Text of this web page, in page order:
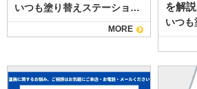
いつも塗り替えステーションのブログをご覧いただきありがとうございます。 塗り替えステーションは北九州市小倉南区・小倉北区・行橋市・苅田町を中心に高品質＆低価格な外壁塗装・屋根工事・雨漏り修理をご提供する専門店です。 屋根の塗装は、家の外観を美しく保つだけでなく、耐久性を向上させ、長寿命を期待できる重要なメンテナンス作業です。しかし、すべての屋根が塗装できるわけではありません。このブログでは、塗装できる屋根とできない屋根の違いについて詳しく解説し、塗装のメリットや注意点についても触れていきます。 1. 塗装できる屋根の種類 塗装が可能な屋根にはいくつかの種類があります。一般的には以下のような屋根素材が塗装可能です。 スレート屋根: スレート屋根は、石でできた屋根材であり、耐久性に優れています。ただし、スレート材の表面が劣化している場合や割れている場合は、塗装を行う前に修理が必要です。 金属屋根: アルミニウムやスチールなどの金属屋根は、塗装に非常に適しています。特殊な防錆塗料が利用できるため、耐候性が高く、長持ちします。 アスファルトシングル屋根: アスファルトシングルは一般的に住宅に使われる素材で、塗装も可能です。ただし、塗料の種類や塗装方法に注意が必要です。 セメント瓦屋根: セメント瓦も塗装ができる素材ですが、吸水性があるため、塗装前にしっかりと乾燥させる必要があります。 2. 塗装できない屋根の種類 逆に、塗装ができない屋根も存在します。 陶器瓦屋根: 陶器瓦は非常に耐久性があり、塗装が必要ないため、通常は塗装を行いません。塗装すると逆に耐久性を損なう可能性があります。 ウッドシングル屋根: 木材でできた屋根は、水分や虫害に弱いため、塗装してもすぐに劣化します。専用の防腐剤を塗布する方が効果的です。 コンクリート屋根: コンクリート屋根も、塗装が難しい素材です。よほどの理由がない限り、塗装しない方が良いでしょう。 3. 塗装のメリット 屋根の塗装には多くのメリットがあります。 耐久性の向上: 塗装は、屋根材の劣化を防ぎ、耐久性を高める役割を果たします。特に紫外線や雨風からの保護が期待できます。 美観の向上: 新たな塗装を施すことで、古くなった屋根が見違えるようになります。これにより、家全体の印象が良くなることが期待できます。 熱反射効果: 一部の塗料には熱反射効果があり、屋根表面の温度を下げることができます。これにより、室内の冷却コストの削減が可能です。 4. 塗装のデメリット 一方で、塗装にはデメリットも存在します。 コスト: 塗装作業は、材料費と人件費がかかるため、一定のコストがかかります。特に家が大きい場合、費用は増加します。 施工の難しさ: 塗装は技術的な作業であり、適切な方法で行わなければなりません。下手に塗装すると、剥がれやすくなったり、見た目が悪くなったりします。 メンテナンスが必要: 定期的なメンテナンスが求められるため、一度塗装して終わりというわけではありません。数年ごとに再塗装が必要になることがあります。 5. 塗装の注意点 屋根を塗装する際には、以下の注意点を考慮することが重要です。 適切な塗料選び: 材質によって塗料の種類が異なります。特に金属屋根の場合は防錆塗料を使用する必要があります。 施工時期: 塗装作業は天候に影響されます。湿度が高すぎる季節や雨の日には施工を避けるべきです。 専門家の選定: 自分ですることも可能ですが、専門業者に依頼することで、より確実な仕上がりが期待できます。 まとめ 塗装できる屋根とできない屋根の違いを理解することは、適切なメンテナンスを行うために重要です。屋根は家の中でも特に重要な部位であるため、塗装の決断は慎重に行う必要があります。屋根の材質や状況に応じた塗装の実施を行うことで、家の美しさと耐久性を長期間保つことができるでしょう。最終的には、プロの意見を参考にしながら、適切なメンテナンスを行っていくことが大切です。 北九州市で外壁塗装、屋根塗装、防水工事を検討している方は、是非この記事を参考にしてくださいね！ 塗り替えステーションでは、北九州市でお客様にピッタリの塗装プランを提案しています。 北九州市の外壁塗装、屋根塗装、防水工事は塗り替えステーションにお任せください！！ 私たち塗り替えステーションでは、専門の職人たちが対応させていただきます。 お悩みの際はお気軽にお問い合わせください。 お問い合わせはこちら↓↓↓ 北九州市（小倉南区・小倉北区）、行橋市、苅田町の外壁塗装＆屋根工事なら、 北九州市の唯一の1級塗装技能士10名在籍の塗り替えステーション｜㈱志水にお任せください！ 北九州市の施工事例はこちら 北九州市で創業61年、累計施工実績13,000件！2020年7月からHPで施工事例を公開中！ お得な塗装メニューはこちら 塗装の適正相場、どんな塗料があるのかについて知りたい方はこちら！ 職人・スタッフ紹介はこちら 社長、塗装アドバイザーから職人までに、1級塗装技能士、1級建築士、外装診断士などの資格者は多数在籍！だからいつも高品質の塗装工事を提供できます！ お得なキャンペーン情報はこちら 実施中のお得なキャンペーン情報をチェックしたい方はこちら！ 無料見積り・無料診断の依頼はこちら
MORE
を解説